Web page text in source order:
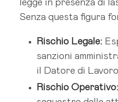
legge in presenza di
Senza questa figura
Rischio Legale:
sanzioni
il Datore di
Rischio Operativo: